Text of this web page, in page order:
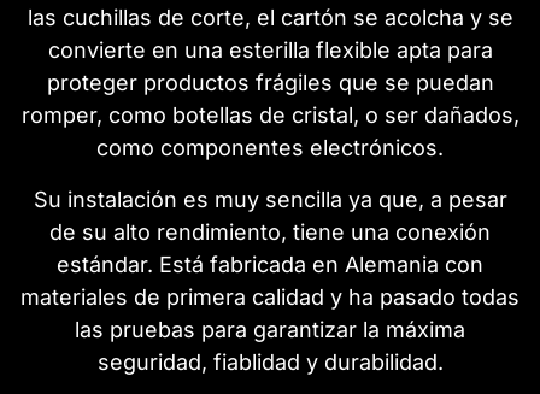
las cuchillas de corte, el cartón se acolcha y se
convierte en una esterilla flexible apta para
proteger productos frágiles que se puedan
romper, como botellas de cristal, o ser dañados,
como componentes electrónicos.
Su instalación es muy sencilla ya que, a pesar
de su alto rendimiento, tiene una conexión
estándar. Está fabricada en Alemania con
materiales de primera calidad y ha pasado todas
las pruebas para garantizar la máxima
seguridad, fiablidad y durabilidad.